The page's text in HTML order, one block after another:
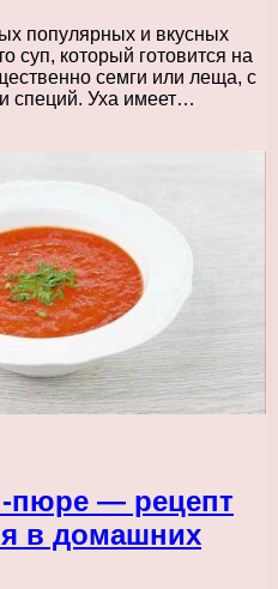
популярных и вкусных
суп, который готовится на
семги или леща, с
специй. Уха имеет…
пюре — рецепт
в домашних